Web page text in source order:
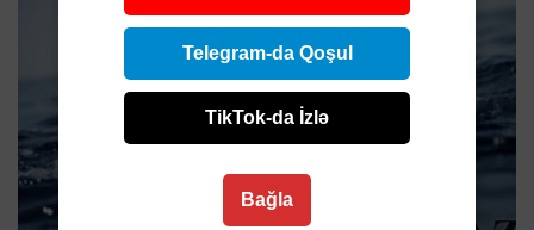
Telegram-da Qoşul
TikTok-da İzlə
Bağla